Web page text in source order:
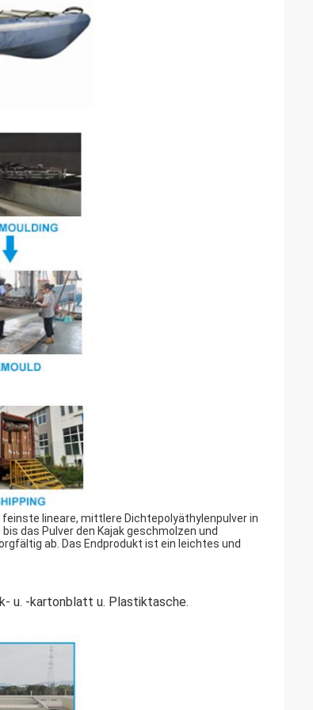
lineare, mittlere Dichtepolyäthylenpulver in
das Pulver den Kajak geschmolzen und
ab. Das Endprodukt ist ein leichtes und
u. -kartonblatt u. Plastiktasche.